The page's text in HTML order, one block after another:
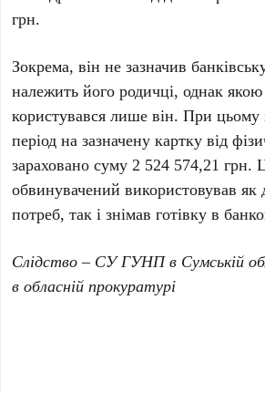
грн.
Зокрема, він не зазначив
належить його родичці, однак
користувався лише він. При цьому
період на зазначену картку від
зараховано суму 2 524 574,21 грн.
обвинувачений використовував як
потреб, так і знімав готівку в
Слідство – СУ ГУНП в Сумській
в обласній прокуратурі